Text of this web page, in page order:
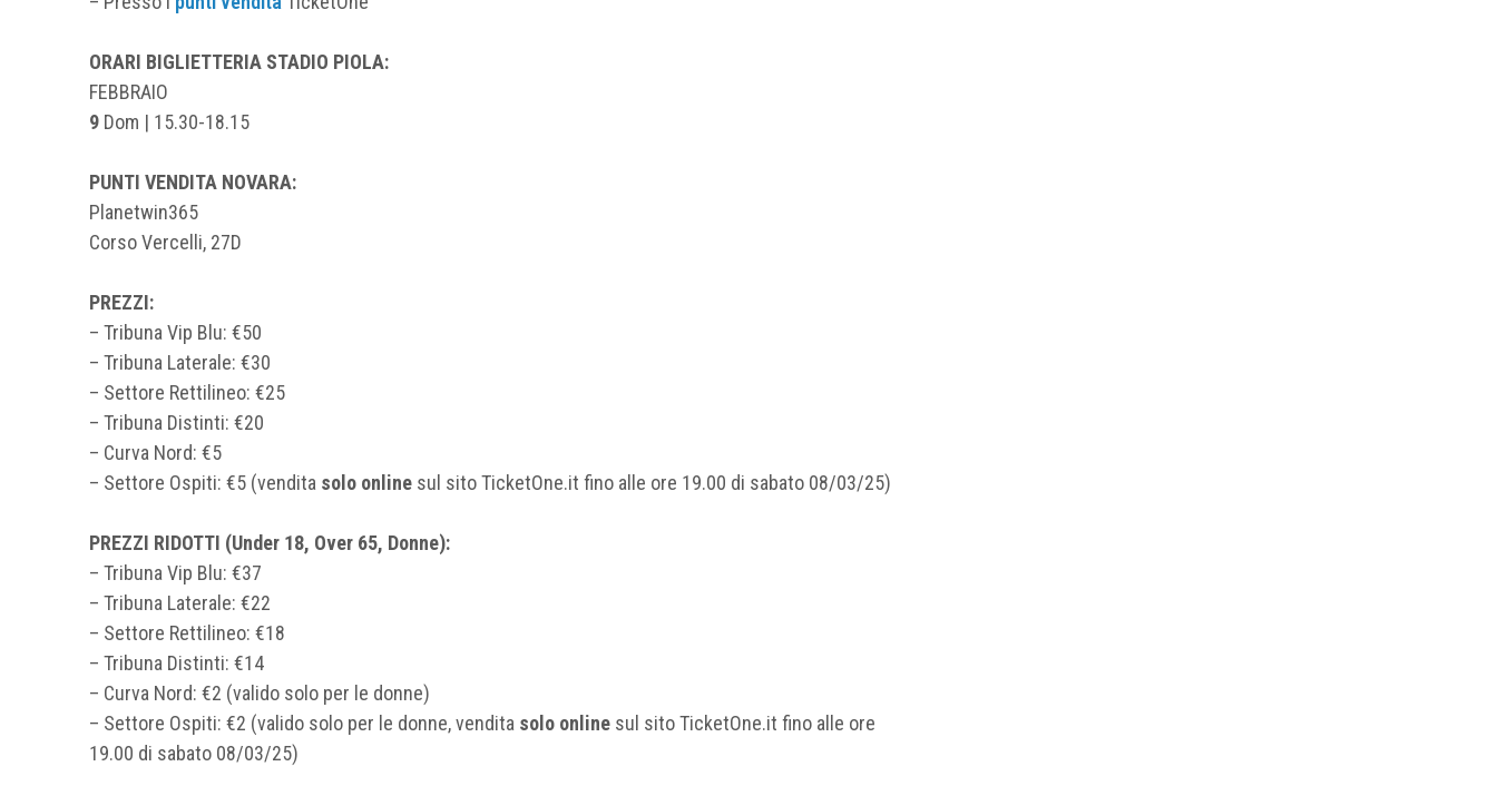
ORARI BIGLIETTERIA STADIO PIOLA:
FEBBRAIO
9 Dom | 15.30-18.15
PUNTI VENDITA NOVARA:
Planetwin365
Corso Vercelli, 27D
PREZZI:
– Tribuna Vip Blu: €50
– Tribuna Laterale: €30
– Settore Rettilineo: €25
– Tribuna Distinti: €20
– Curva Nord: €5
– Settore Ospiti: €5 (vendita solo online sul sito TicketOne.it fino alle ore 19.00 di sabato 08/03/25)
PREZZI RIDOTTI (Under 18, Over 65, Donne):
– Tribuna Vip Blu: €37
– Tribuna Laterale: €22
– Settore Rettilineo: €18
– Tribuna Distinti: €14
– Curva Nord: €2 (valido solo per le donne)
– Settore Ospiti: €2 (valido solo per le donne, vendita solo online sul sito TicketOne.it fino alle ore
19.00 di sabato 08/03/25)